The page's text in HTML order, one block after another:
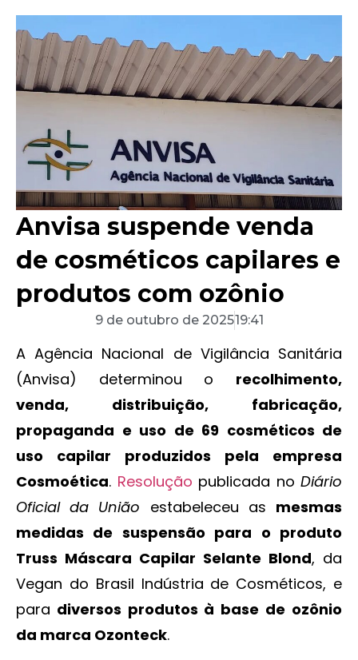
Anvisa suspende venda
de cosméticos capilares e
produtos com ozônio
9 de outubro de 202519:41
A Agência Nacional de Vigilância Sanitária
(Anvisa) determinou o recolhimento,
venda, distribuição, fabricação,
propaganda e uso de 69 cosméticos de
uso capilar produzidos pela empresa
Cosmoética. Resolução publicada no Diário
Oficial da União estabeleceu as mesmas
medidas de suspensão para o produto
Truss Máscara Capilar Selante Blond, da
Vegan do Brasil Indústria de Cosméticos, e
para diversos produtos à base de ozônio
da marca Ozonteck.